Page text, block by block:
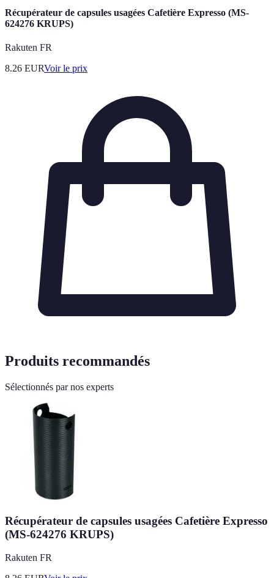
Récupérateur de capsules usagées Cafetière Expresso (MS-
624276 KRUPS)
Rakuten FR
8.26 EURVoir le prix
Produits recommandés
Sélectionnés par nos experts
Récupérateur de capsules usagées Cafetière Expresso
(MS-624276 KRUPS)
Rakuten FR